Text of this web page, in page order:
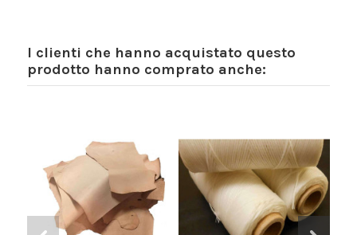
I clienti che hanno acquistato questo
prodotto hanno comprato anche: